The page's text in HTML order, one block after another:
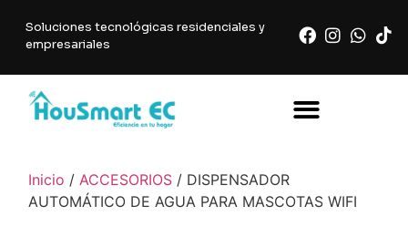
Soluciones tecnológicas residenciales y
empresariales
Inicio / ACCESORIOS / DISPENSADOR
AUTOMÁTICO DE AGUA PARA MASCOTAS WIFI